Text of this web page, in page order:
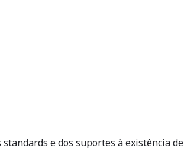
e dos suportes à existência de